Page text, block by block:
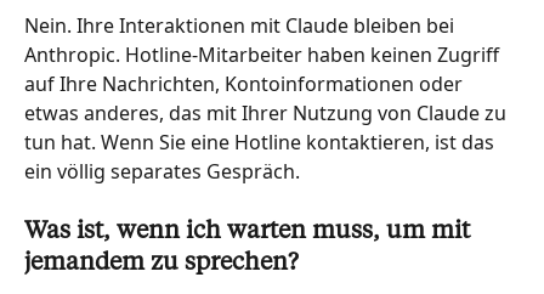
Nein. Ihre Interaktionen mit Claude bleiben bei
Anthropic. Hotline-Mitarbeiter haben keinen Zugriff
auf Ihre Nachrichten, Kontoinformationen oder
etwas anderes, das mit Ihrer Nutzung von Claude zu
tun hat. Wenn Sie eine Hotline kontaktieren, ist das
ein völlig separates Gespräch.
Was ist, wenn ich warten muss, um mit
jemandem zu sprechen?